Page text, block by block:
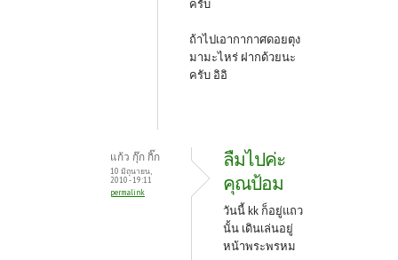
ครับ
ถ้าไปเอากากาศดอยตุง
มามะไหร่ ฝากด้วยนะ
ครับ อิอิ
แก้ว กุ๊ก กิ๊ก
10 มิถุนายน,
2010 - 19:11
permalink
ลืมไปค่ะ
คุณป้อม
วันนี้ kk ก็อยู่แถว
นั้น เดินเล่นอยู่
หน้าพระพรหม